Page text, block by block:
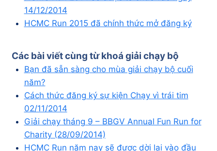
14/12/2014
HCMC Run 2015 đã chính thức mở đăng ký
Các bài viết cùng từ khoá giải chạy bộ
Bạn đã sẵn sàng cho mùa giải chạy bộ cuối
năm?
Cách thức đăng ký sự kiện Chạy vì trái tim
02/11/2014
Giải chạy tháng 9 – BBGV Annual Fun Run for
Charity (28/09/2014)
HCMC Run năm nay sẽ được dời lại vào đầu